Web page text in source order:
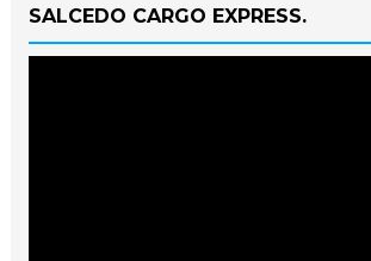
SALCEDO CARGO EXPRESS.